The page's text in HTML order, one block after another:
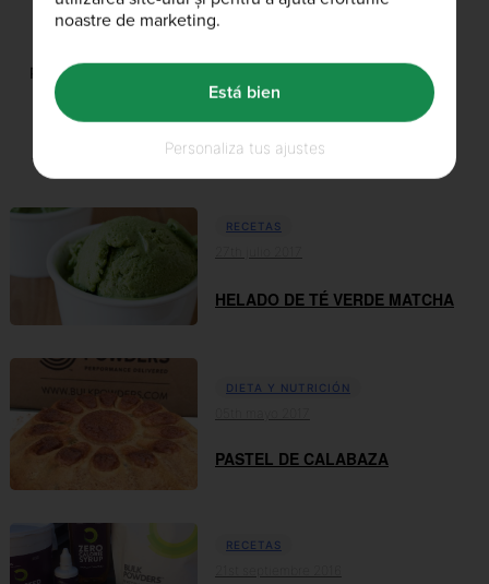
Productos relacionados
Artículos relacionados
RECETAS
HELADO DE TÉ VERDE MATCHA
DIETA Y NUTRICIÓN
PASTEL DE CALABAZA
RECETAS
noastre de marketing.
Personaliza tus ajustes
Está bien